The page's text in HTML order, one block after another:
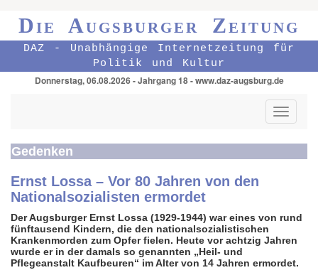
Die Augsburger Zeitung
DAZ - Unabhängige Internetzeitung für
Politik und Kultur
Donnerstag, 06.08.2026 - Jahrgang 18 - www.daz-augsburg.de
Toggle
Gedenken
Ernst Lossa – Vor 80 Jahren von den
Nationalsozialisten ermordet
Der Augsburger Ernst Lossa (1929-1944) war eines von rund
fünftausend Kindern, die den nationalsozialistischen
Krankenmorden zum Opfer fielen. Heute vor achtzig Jahren
wurde er in der damals so genannten „Heil- und
Pflegeanstalt Kaufbeuren“ im Alter von 14 Jahren ermordet.